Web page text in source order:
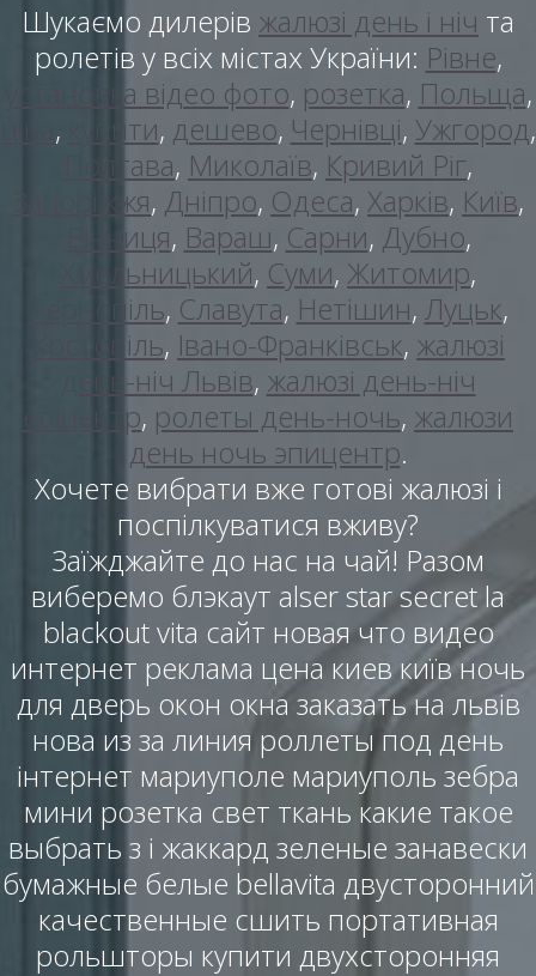
Шукаємо дилерів жалюзі день і ніч та
ролетів у всіх містах України: Рівне,
установка відео фото, розетка, Польща,
, купити, дешево, Чернівці, Ужгород,
Полтава, Миколаїв, Кривий Ріг,
Запоріжжя, Дніпро, Одеса, Харків, Київ,
Вінниця, Вараш, Сарни, Дубно,
Хмельницький, Суми, Житомир,
Тернопіль, Славута, Нетішин, Луцьк,
Костопіль, Івано-Франківськ, жалюзі
день-ніч Львів, жалюзі день-ніч
епіцентр, ролеты день-ночь, жалюзи
день ночь эпицентр.
Хочете вибрати вже готові жалюзі і
поспілкуватися вживу?
Заїжджайте до нас на чай! Разом
виберемо блэкаут alser star secret la
blackout vita сайт новая что видео
интернет реклама цена киев київ ночь
для дверь окон окна заказать на львів
нова из за линия роллеты под день
інтернет мариуполе мариуполь зебра
мини розетка свет ткань какие такое
выбрать з і жаккард зеленые занавески
бумажные белые bellavita двусторонний
качественные сшить портативная
рольшторы купити двухсторонняя